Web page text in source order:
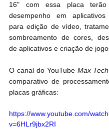
16" com essa placa
desempenho em aplicativos
para edição de vídeo,
sombreamento de cores,
de aplicativos e criação de
O canal do YouTube Max Tech
comparativo de
placas gráficas:
https://www.youtube.com/
v=6HLr9jbx2RI